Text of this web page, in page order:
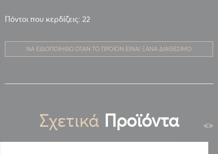
Πόντοι που κερδίζεις: 22
ΝΑ ΕΙΔΟΠΟΙΗΘΏ ΌΤΑΝ ΤΟ ΠΡΟΪΌΝ ΕΊΝΑΙ ΞΑΝΆ ΔΙΑΘΈΣΙΜΟ
Σχετικά Προϊόντα <>